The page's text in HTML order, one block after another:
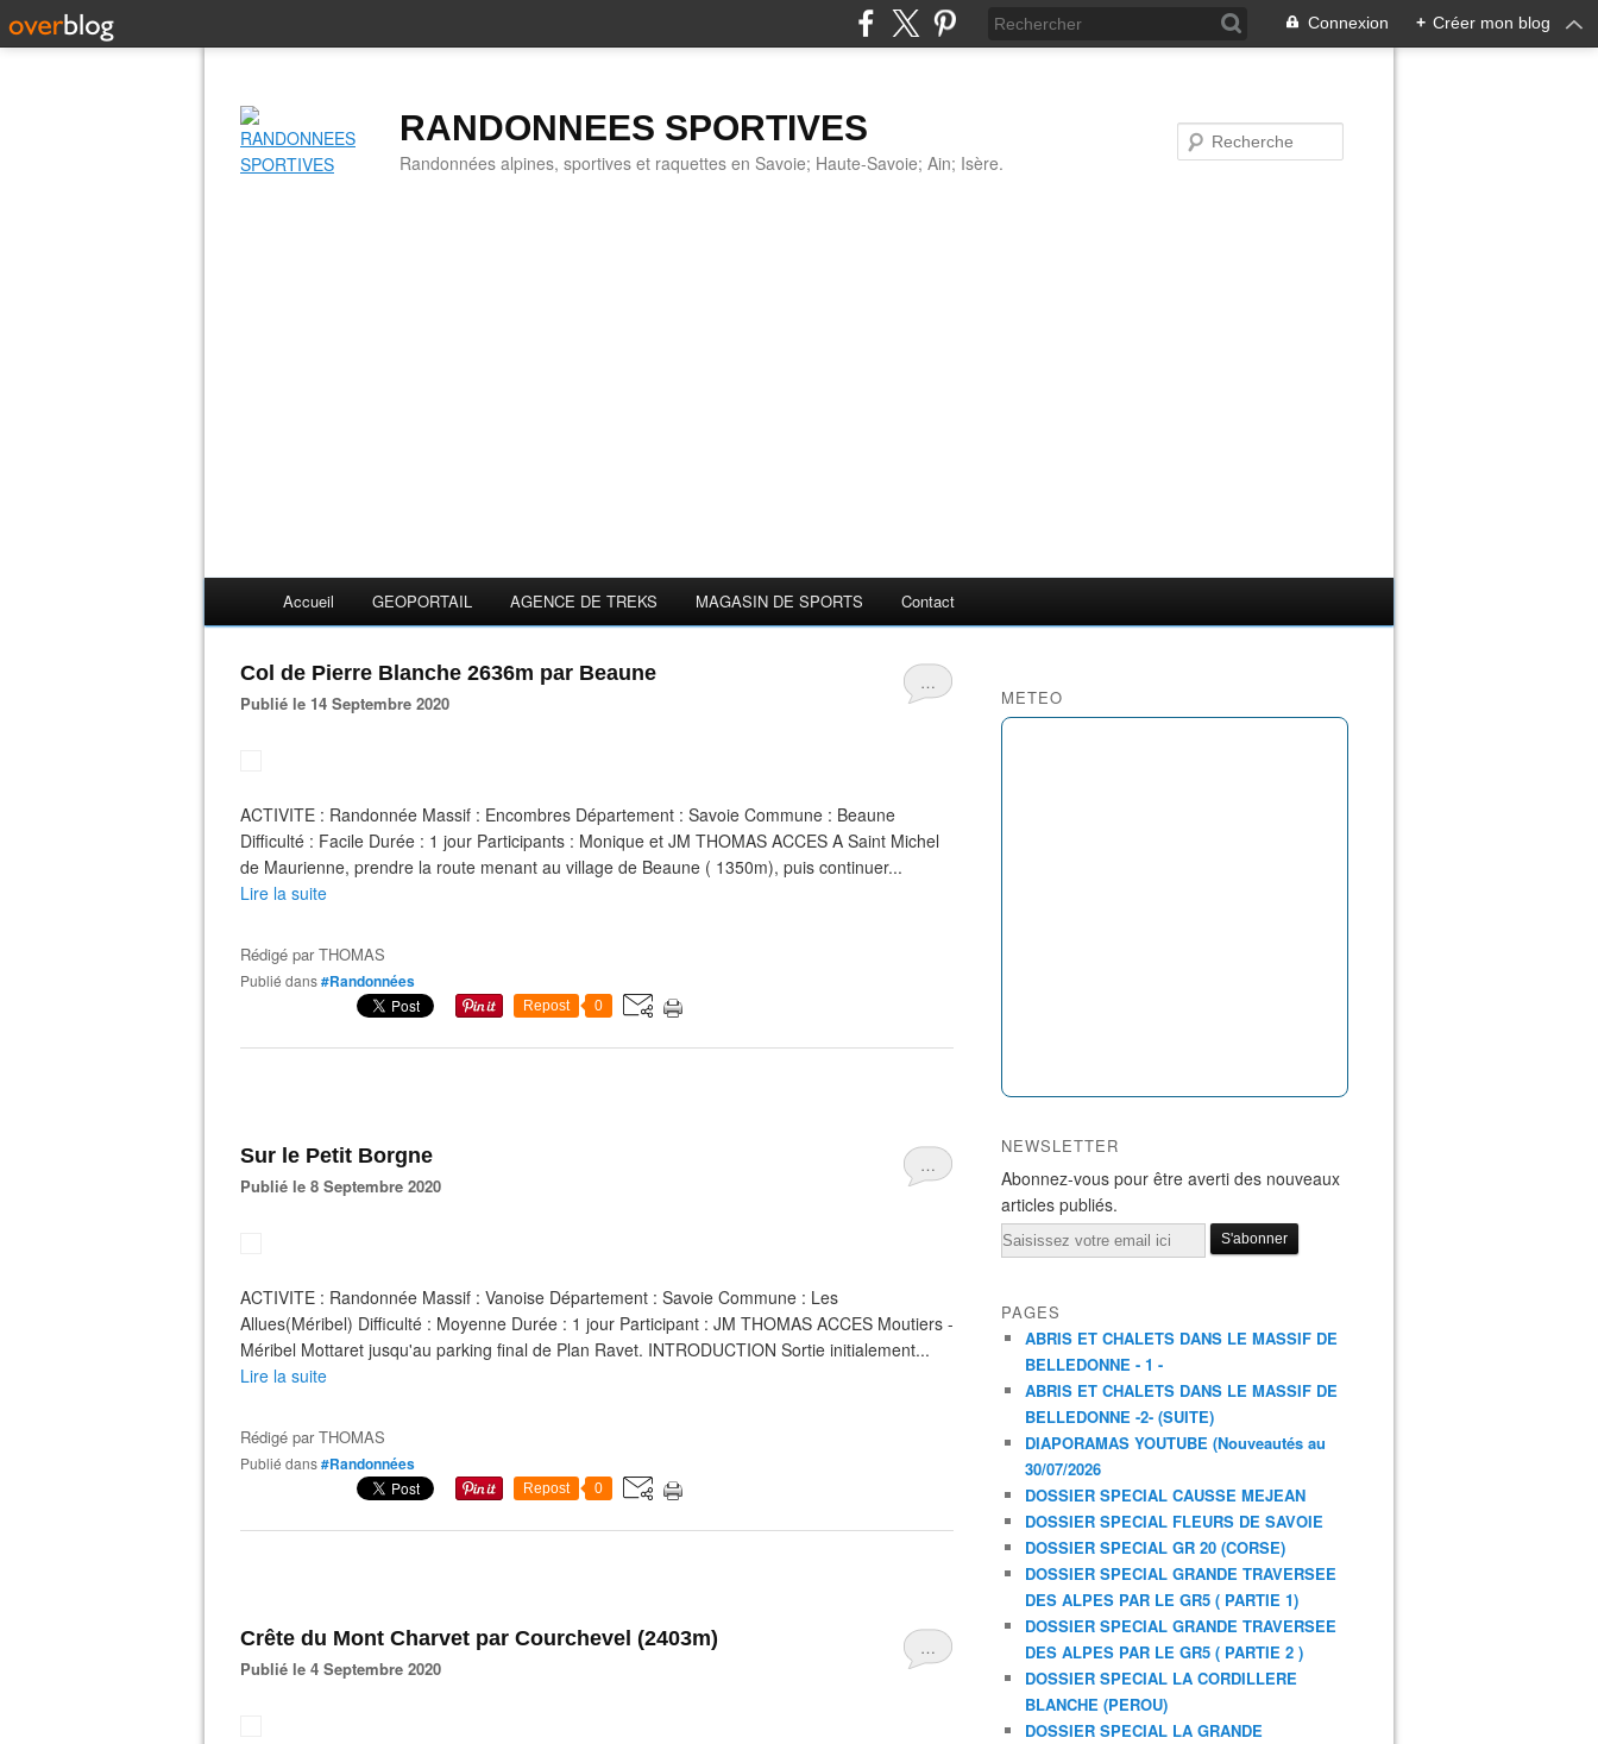
Connexion + Créer mon blog
RANDONNEES SPORTIVES
Randonnées alpines, sportives et raquettes en Savoie; Haute-Savoie; Ain; Isère.
Accueil GEOPORTAIL AGENCE DE TREKS MAGASIN DE SPORTS Contact
…
Col de Pierre Blanche 2636m par Beaune
Publié le 14 Septembre 2020
ACTIVITE : Randonnée Massif : Encombres Département : Savoie Commune : Beaune
Difficulté : Facile Durée : 1 jour Participants : Monique et JM THOMAS ACCES A Saint Michel
de Maurienne, prendre la route menant au village de Beaune ( 1350m), puis continuer...
Lire la suite
Rédigé parTHOMAS
Publié dans#Randonnées
Repost 0
…
Sur le Petit Borgne
Publié le 8 Septembre 2020
ACTIVITE : Randonnée Massif : Vanoise Département : Savoie Commune : Les
Allues(Méribel) Difficulté : Moyenne Durée : 1 jour Participant : JM THOMAS ACCES Moutiers -
Méribel Mottaret jusqu'au parking final de Plan Ravet. INTRODUCTION Sortie initialement...
Lire la suite
Rédigé parTHOMAS
Publié dans#Randonnées
Repost 0
…
Crête du Mont Charvet par Courchevel (2403m)
Publié le 4 Septembre 2020
METEO
NEWSLETTER
Abonnez-vous pour être averti des nouveaux
articles publiés.
Email
PAGES
ABRIS ET CHALETS DANS LE MASSIF DE
BELLEDONNE - 1 -
ABRIS ET CHALETS DANS LE MASSIF DE
BELLEDONNE -2- (SUITE)
DIAPORAMAS YOUTUBE (Nouveautés au
30/07/2026
DOSSIER SPECIAL CAUSSE MEJEAN
DOSSIER SPECIAL FLEURS DE SAVOIE
DOSSIER SPECIAL GR 20 (CORSE)
DOSSIER SPECIAL GRANDE TRAVERSEE
DES ALPES PAR LE GR5 ( PARTIE 1)
DOSSIER SPECIAL GRANDE TRAVERSEE
DES ALPES PAR LE GR5 ( PARTIE 2 )
DOSSIER SPECIAL LA CORDILLERE
BLANCHE (PEROU)
DOSSIER SPECIAL LA GRANDE